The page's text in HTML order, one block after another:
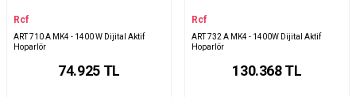
Rcf
ART 710 A MK4 - 1400 W Dijital Aktif
Hoparlör
74.925TL
Rcf
ART 732 A MK4 - 1400W Dijital Aktif
Hoparlör
130.368TL